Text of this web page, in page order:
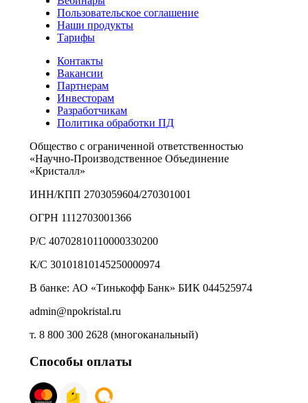
Пользовательское соглашение
Наши продукты
Тарифы
Контакты
Вакансии
Партнерам
Инвесторам
Разработчикам
Политика обработки ПД
Общество с ограниченной ответственностью
«Научно-Производственное Объединение
«Кристалл»
ИНН/КПП 2703059604/270301001
ОГРН 1112703001366
Р/С 40702810110000330200
К/С 30101810145250000974
В банке: АО «Тинькофф Банк» БИК 044525974
admin@npokristal.ru
т. 8 800 300 2628 (многоканальный)
Способы оплаты